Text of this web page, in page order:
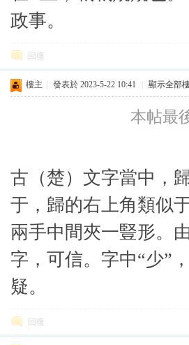
政事。
回復
樓主 發表於 2023-5-22 10:41 顯示全部
本帖最
古（楚）文字當中，
于，歸的右上角類似
兩手中間夾一豎形。
字，可信。字中“少”
疑。
回復